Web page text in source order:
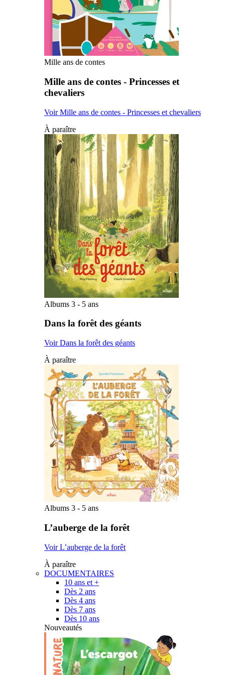
Mille ans de contes
Mille ans de contes - Princesses et
chevaliers
Voir Mille ans de contes - Princesses et chevaliers
À paraître
Albums 3 - 5 ans
Dans la forêt des géants
Voir Dans la forêt des géants
À paraître
Albums 3 - 5 ans
L’auberge de la forêt
Voir L’auberge de la forêt
À paraître
DOCUMENTAIRES
10 ans et +
Dès 2 ans
Dès 4 ans
Dès 7 ans
Dès 10 ans
Nouveautés